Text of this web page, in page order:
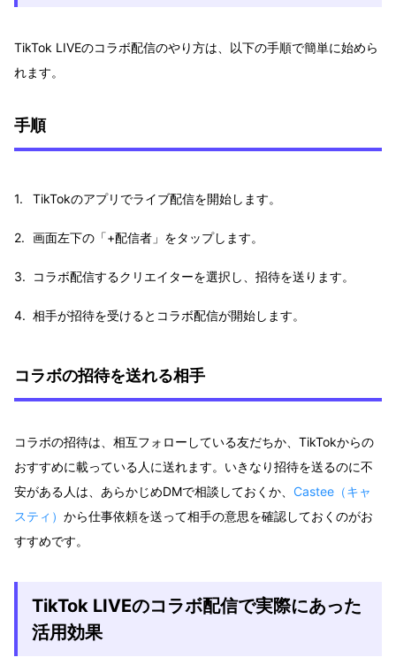
TikTok LIVEのコラボ配信のやり方は、以下の手順で簡単に始めら
れます。
手順
TikTokのアプリでライブ配信を開始します。
画面左下の「+配信者」をタップします。
コラボ配信するクリエイターを選択し、招待を送ります。
相手が招待を受けるとコラボ配信が開始します。
コラボの招待を送れる相手
コラボの招待は、相互フォローしている友だちか、TikTokからの
おすすめに載っている人に送れます。いきなり招待を送るのに不
安がある人は、あらかじめDMで相談しておくか、 Castee（キャ
スティ） から仕事依頼を送って相手の意思を確認しておくのがお
すすめです。
TikTok LIVEのコラボ配信で実際にあった
活用効果